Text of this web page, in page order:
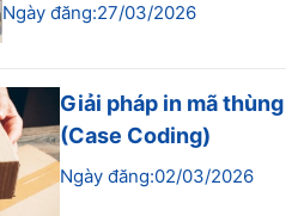
Ngày đăng:27/03/2026
Giải pháp in mã thùng
(Case Coding)
Ngày đăng:02/03/2026